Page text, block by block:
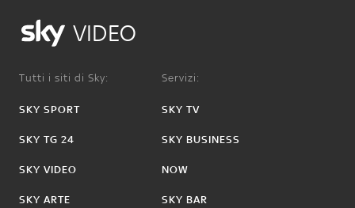
VIDEO
Tutti i siti di Sky:
SKY SPORT
SKY TG 24
SKY VIDEO
SKY ARTE
Servizi:
SKY TV
SKY BUSINESS
NOW
SKY BAR